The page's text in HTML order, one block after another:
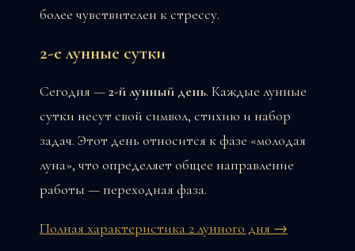
более чувствителен к стрессу.
2-е лунные сутки
Сегодня —2-й лунный день. Каждые лунные
сутки несут свой символ, стихию и набор
задач. Этот день относится к фазе «молодая
луна», что определяет общее направление
работы — переходная фаза.
Полная характеристика 2 лунного дня →